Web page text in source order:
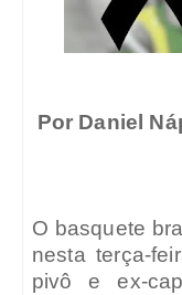
Por Daniel
O basquete
nesta terça-
pivô e ex-